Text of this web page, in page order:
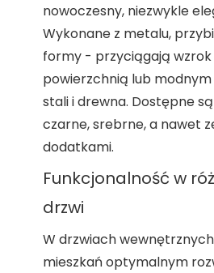
nowoczesny, niezwykle
Wykonane z metalu,
formy - przyciągają
powierzchnią lub
stali i drewna. Dostępne
czarne, srebrne, a nawet
dodatkami.
Funkcjonalność w
drzwi
W drzwiach
mieszkań optymalnym